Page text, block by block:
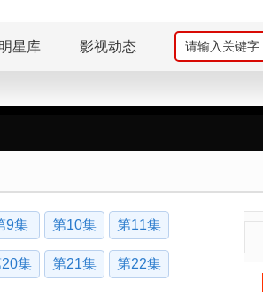
明星库 影视动态
9集 第10集 第11集
集 第21集 第22集